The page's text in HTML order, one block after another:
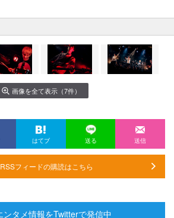
画像を全て表示（7件）
はてブ 送る 送信
フィードの購読はこちら
ンタメ情報をTwitterで発信中